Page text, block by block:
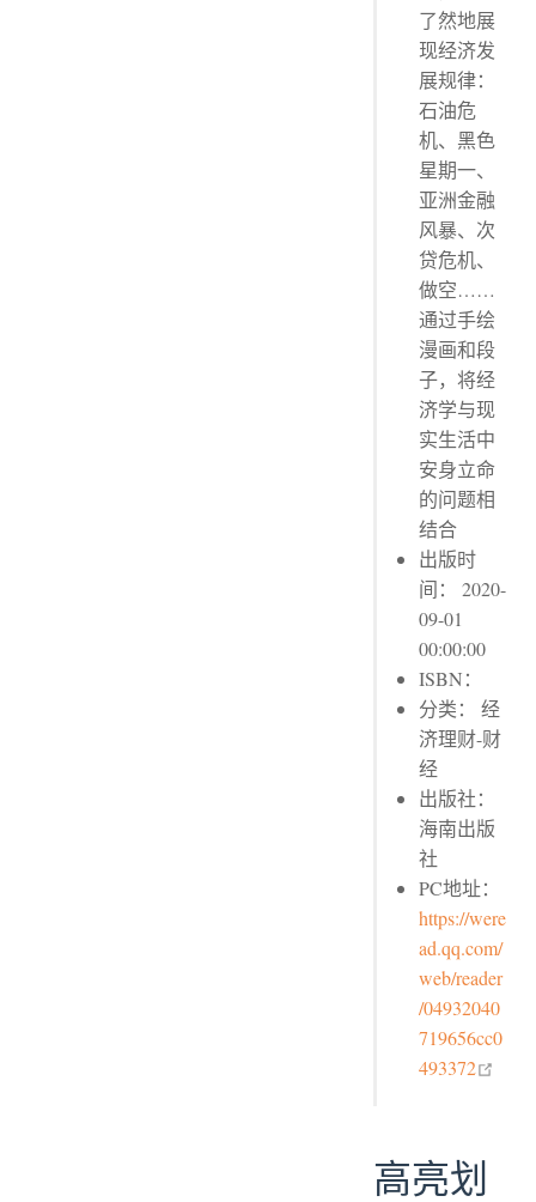
了然地展
现经济发
展规律：
石油危
机、黑色
星期一、
亚洲金融
风暴、次
贷危机、
做空……
通过手绘
漫画和段
子，将经
济学与现
实生活中
安身立命
的问题相
结合
出版时
间： 2020-
09-01
00:00:00
ISBN：
分类： 经
济理财-财
经
出版社：
海南出版
社
PC地址：
https://were
ad.qq.com/
web/reader
/04932040
719656cc0
493372
高亮划